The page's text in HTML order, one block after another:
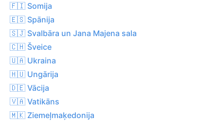
🇫🇮 Somija
🇪🇸 Spānija
🇸🇯 Svalbāra un Jana Majena sala
🇨🇭 Šveice
🇺🇦 Ukraina
🇭🇺 Ungārija
🇩🇪 Vācija
🇻🇦 Vatikāns
🇲🇰 Ziemeļmaķedonija